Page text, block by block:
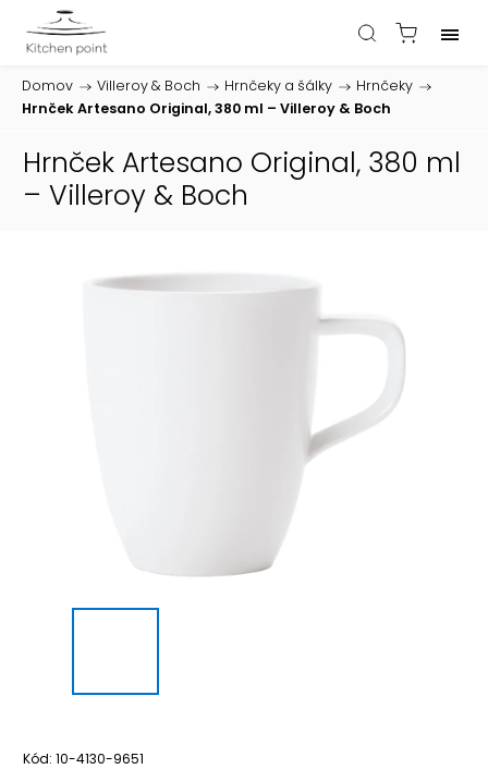
Domov / Villeroy & Boch / Hrnčeky a šálky / Hrnčeky /
Hrnček Artesano Original, 380 ml – Villeroy & Boch
Hrnček Artesano Original, 380 ml
– Villeroy & Boch
Kód: 10-4130-9651